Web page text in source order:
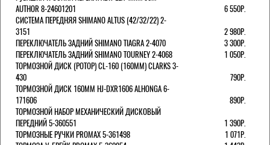
AUTHOR 8-24601201
6 550Р.
СИСТЕМА ПЕРЕДНЯЯ SHIMANO ALTUS (42/32/22) 2-
3151
2 980Р.
ПЕРЕКЛЮЧАТЕЛЬ ЗАДНИЙ SHIMANO TIAGRA 2-4070
3 300Р.
ПЕРЕКЛЮЧАТЕЛЬ ЗАДНИЙ SHIMANO TOURNEY 2-4068
1 050Р.
ТОРМОЗНОЙ ДИСК (РОТОР) CL-160 (160ММ) CLARKS 3-
430
790Р.
ТОРМОЗНОЙ ДИСК 160ММ HJ-DXR1606 ALHONGA 6-
171606
890Р.
ТОРМОЗНОЙ НАБОР МЕХАНИЧЕСКИЙ ДИСКОВЫЙ
ПЕРЕДНИЙ 5-360551
1 390Р.
ТОРМОЗНЫЕ РУЧКИ PROMAX 5-361498
1 071Р.